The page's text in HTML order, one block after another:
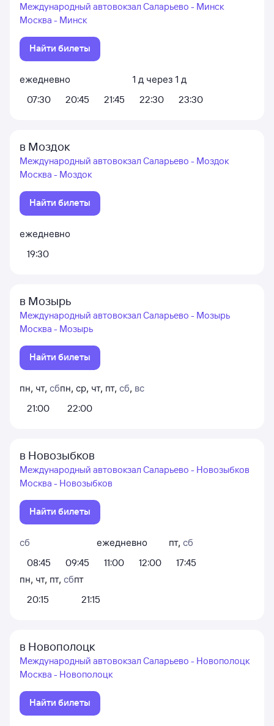
Международный автовокзал Саларьево - Минск
Москва - Минск
Найти билеты
ежедневно
07:30
20:45 21:45
1 д через 1 д
22:30
23:30
в Моздок
Международный автовокзал Саларьево - Моздок
Москва - Моздок
Найти билеты
ежедневно
19:30
в Мозырь
Международный автовокзал Саларьево - Мозырь
Москва - Мозырь
Найти билеты
пн, чт, сб
21:00
пн, ср, чт, пт, сб, вс
22:00
в Новозыбков
Международный автовокзал Саларьево - Новозыбков
Москва - Новозыбков
Найти билеты
сб
08:45
09:45
ежедневно
11:00
12:00
пт, сб
17:45
пн, чт, пт, сб
20:15
пт
21:15
в Новополоцк
Международный автовокзал Саларьево - Новополоцк
Москва - Новополоцк
Найти билеты